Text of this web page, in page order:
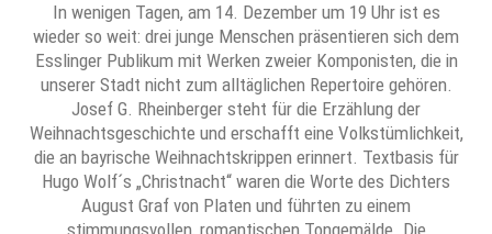
In wenigen Tagen, am 14. Dezember um 19 Uhr ist es
wieder so weit: drei junge Menschen präsentieren sich dem
Esslinger Publikum mit Werken zweier Komponisten, die in
unserer Stadt nicht zum alltäglichen Repertoire gehören.
Josef G. Rheinberger steht für die Erzählung der
Weihnachtsgeschichte und erschafft eine Volkstümlichkeit,
die an bayrische Weihnachtskrippen erinnert. Textbasis für
Hugo Wolf´s „Christnacht“ waren die Worte des Dichters
August Graf von Platen und führten zu einem